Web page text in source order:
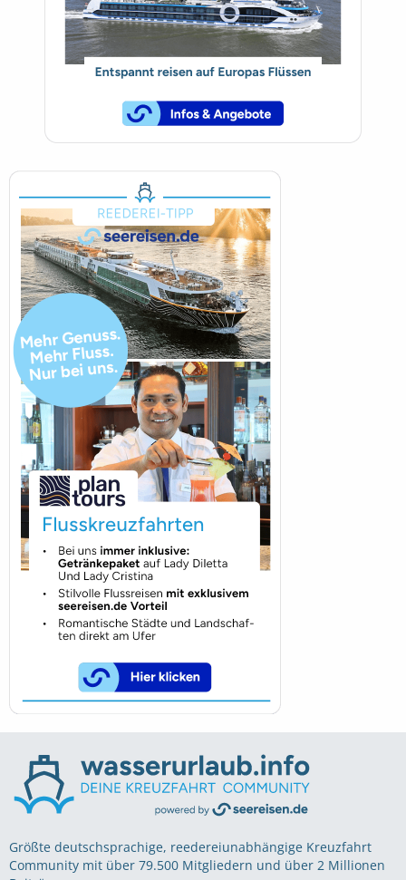
Größte deutschsprachige, reedereiunabhängige Kreuzfahrt
Community mit über 79.500 Mitgliedern und über 2 Millionen